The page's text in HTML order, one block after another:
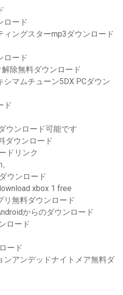
ロード
ングスターmp3ダウンロード
ロード
除無料ダウンロード
マムチューン5DX PCダウン
ド
ウンロード可能です
ダウンロード
ドリンク
ウンロード
xbox 1 free
リ無料ダウンロード
からのダウンロード
ロード
ード
ンアンデッドナイトメア無料ダ